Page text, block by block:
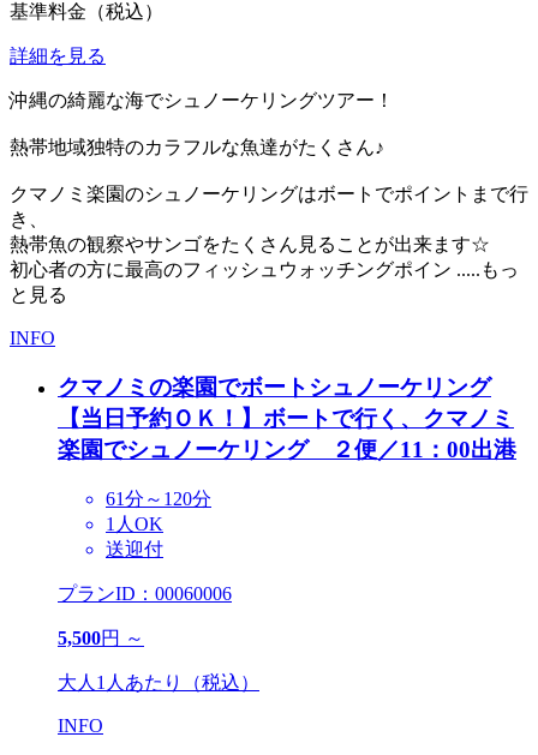
基準料金（税込）
詳細を見る
沖縄の綺麗な海でシュノーケリングツアー！
熱帯地域独特のカラフルな魚達がたくさん♪
クマノミ楽園のシュノーケリングはボートでポイントまで行
き、
熱帯魚の観察やサンゴをたくさん見ることが出来ます☆
初心者の方に最高のフィッシュウォッチングポイン .....もっ
と見る
INFO
クマノミの楽園でボートシュノーケリング
【当日予約ＯＫ！】 ボートで行く、クマノミ
楽園でシュノーケリング ２便／11：00出港
61分～120分
1人OK
送迎付
プランID：00060006
5,500円 ～
大人1人あたり（税込）
INFO